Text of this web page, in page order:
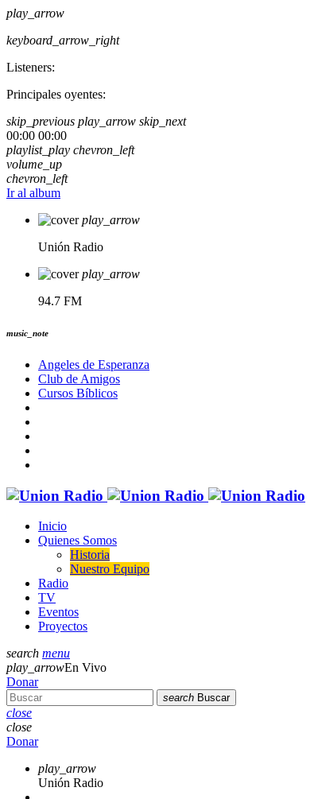
play_arrow
keyboard_arrow_right
Listeners:
Principales oyentes:
skip_previous play_arrow skip_next
00:00 00:00
playlist_play chevron_left
volume_up
chevron_left
Ir al album
play_arrow
Unión Radio
play_arrow
94.7 FM
music_note
Angeles de Esperanza
Club de Amigos
Cursos Bíblicos
Inicio
Quienes Somos
Historia
Nuestro Equipo
Radio
TV
Eventos
Proyectos
search menu
play_arrowEn Vivo
Donar
search Buscar
close
close
Donar
play_arrow
Unión Radio